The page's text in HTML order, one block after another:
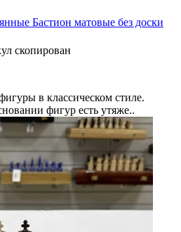
Бастион матовые без доски
скопирован
в классическом стиле.
фигур есть утяже..